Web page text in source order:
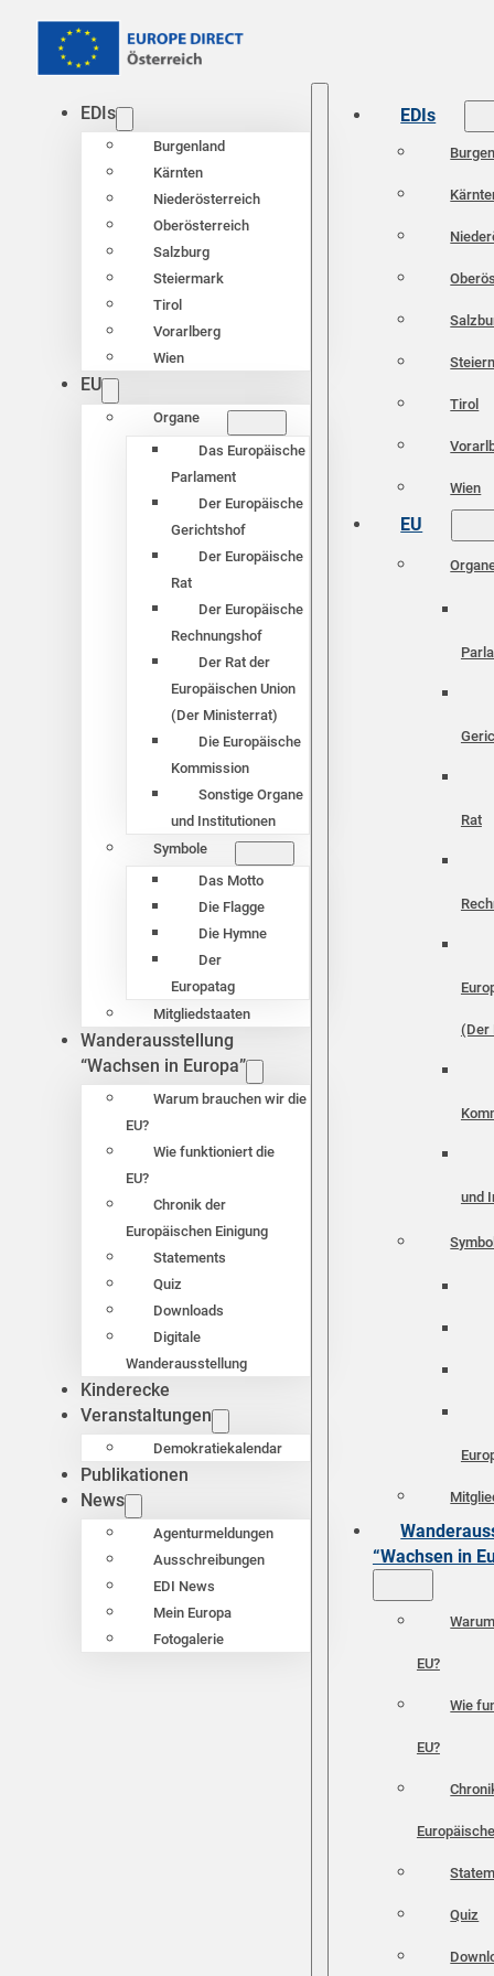
EDIs
Burgenland
Kärnten
Niederösterreich
Oberösterreich
Salzburg
Steiermark
Tirol
Vorarlberg
Wien
EU
Organe
Das Europäische
Parlament
Der Europäische
Gerichtshof
Der Europäische
Rat
Der Europäische
Rechnungshof
Der Rat der
Europäischen Union
(Der Ministerrat)
Die Europäische
Kommission
Sonstige Organe
und Institutionen
Symbole
Das Motto
Die Flagge
Die Hymne
Der
Europatag
Mitgliedstaaten
Wanderausstellung
“Wachsen in Europa”
Warum brauchen wir die
EU?
Wie funktioniert die
EU?
Chronik der
Europäischen Einigung
Statements
Quiz
Downloads
Digitale
Wanderausstellung
Kinderecke
Veranstaltungen
Demokratiekalendar
Publikationen
News
Agenturmeldungen
Ausschreibungen
EDI News
Mein Europa
Fotogalerie
EDIs
Tirol
Wien
EU
Rat
(Der
und
“Wachsen in
EU?
Wie
EU?
Quiz